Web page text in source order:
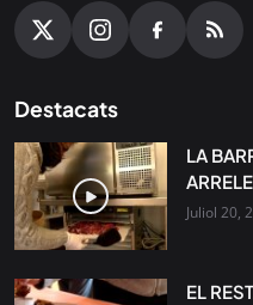
Destacats
LA
Juliol 20,
EL